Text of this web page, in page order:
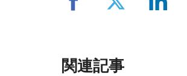
関連記事